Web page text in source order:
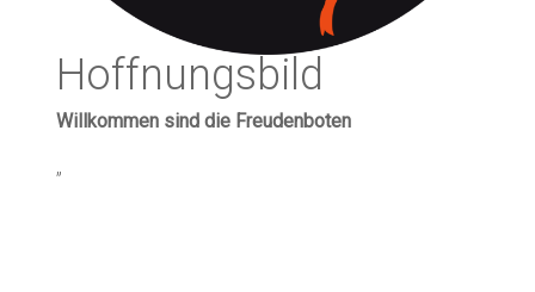
Hoffnungsbild
Willkommen sind die Freudenboten
„